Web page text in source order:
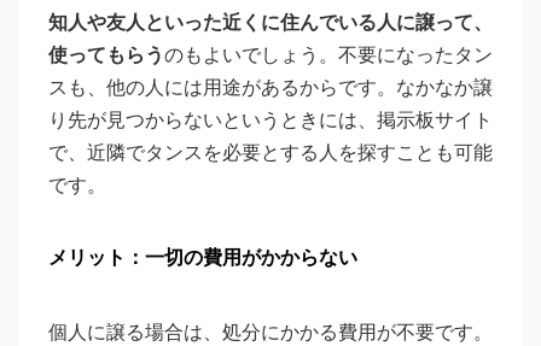
知人や友人といった近くに住んでいる人に譲って、
使ってもらうのもよいでしょう。不要になったタン
スも、他の人には用途があるからです。なかなか譲
り先が見つからないというときには、掲示板サイト
で、近隣でタンスを必要とする人を探すことも可能
です。
メリット：一切の費用がかからない
個人に譲る場合は、処分にかかる費用が不要です。